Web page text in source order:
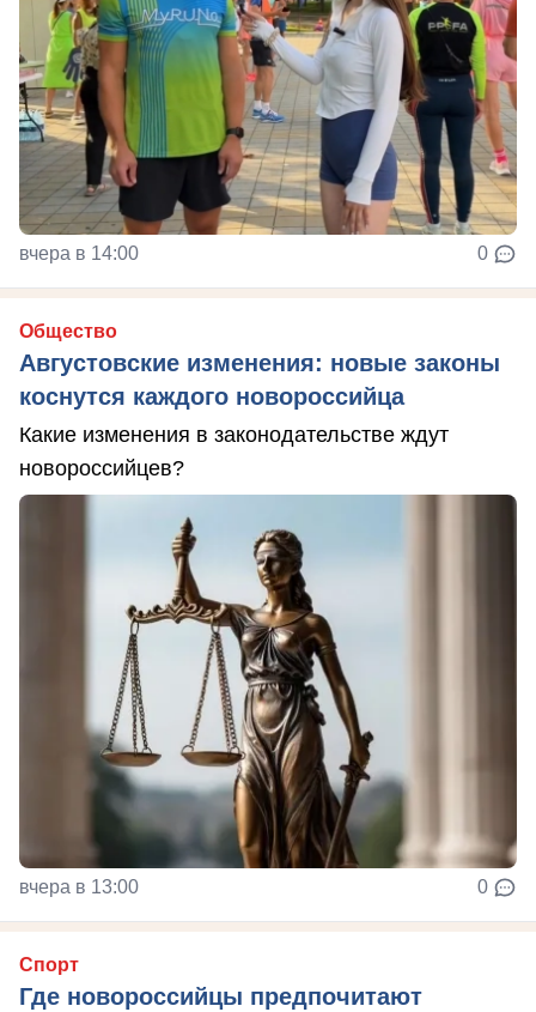
вчера в 14:00 0
Общество
Августовские изменения: новые законы
коснутся каждого новороссийца
Какие изменения в законодательстве ждут
новороссийцев?
вчера в 13:00 0
Спорт
Где новороссийцы предпочитают